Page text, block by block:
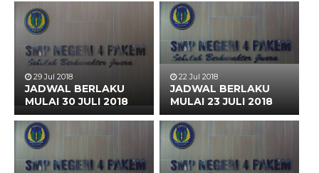
29 Jul 2018
JADWAL BERLAKU
MULAI 30 JULI 2018
22 Jul 2018
JADWAL BERLAKU
MULAI 23 JULI 2018